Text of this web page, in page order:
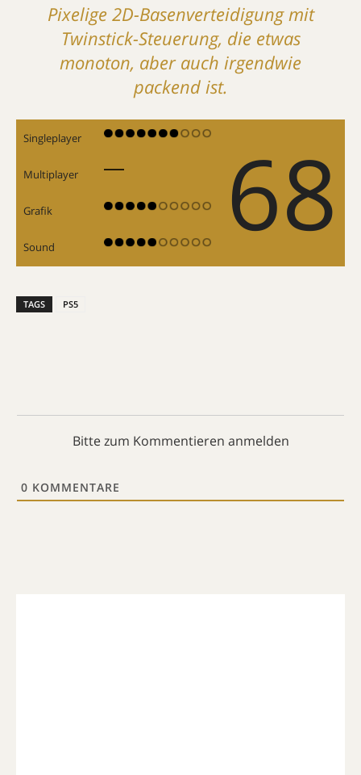
Pixelige 2D-Basenverteidigung mit
Twinstick-Steuerung, die etwas
monoton, aber auch irgendwie
packend ist.
Singleplayer 68
Multiplayer
Grafik
Sound
TAGS PS5
Bitte zum Kommentieren anmelden
0 KOMMENTARE